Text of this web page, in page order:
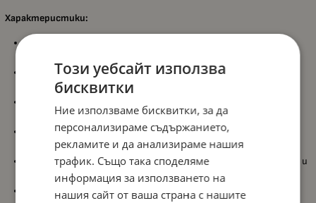
Характеристики:
Лека алуминиева рама, която осигурява лесно управление и
удобство при пренасяне;
комфортна среда още от първия ден;
Реверсивна седалка, позволяваща позиция с лице към
родителя или към околната среда;
Регулируема облегалка, която осигурява удобство при сън и
активни разходки;
Подвижна поставка за крачета, която допринася за по-
Този уебсайт използва
бисквитки
Ние използваме бисквитки, за да
персонализираме съдържанието,
рекламите и да анализираме нашия
трафик. Също така споделяме
информация за използването на
нашия сайт от ваша страна с нашите